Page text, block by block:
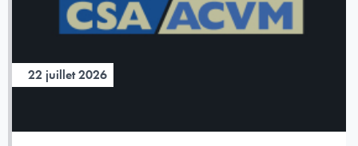
22 juillet 2026